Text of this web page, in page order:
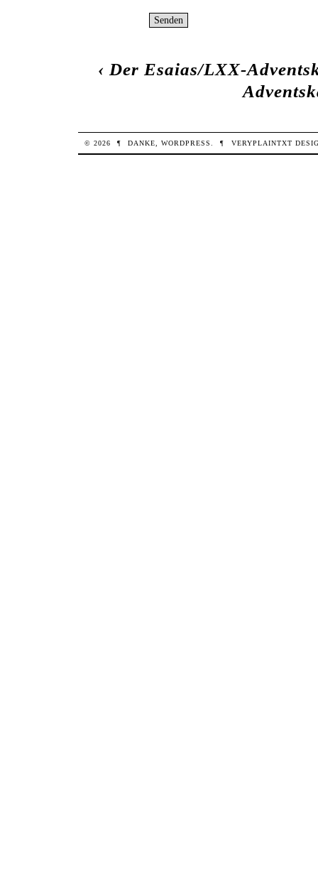
‹ Der Esaias/LXX-
© 2026 ¶ DANKE,WORDPRESS ¶ VERYPLAINTXT